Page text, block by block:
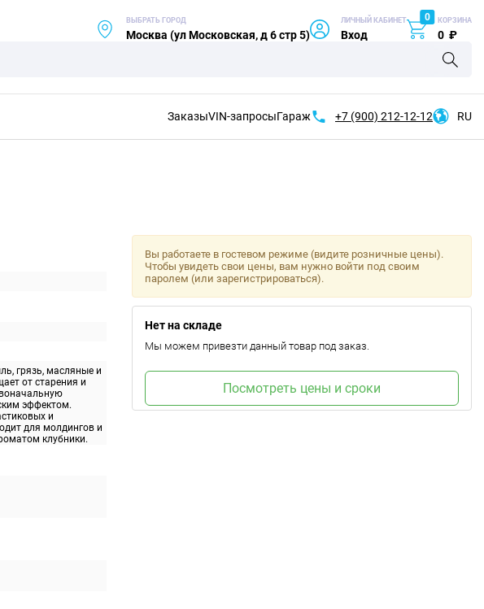
ВЫБРАТЬ ГОРОД
Москва (ул Московская, д 6 стр 5)
ЛИЧНЫЙ КАБИНЕТ
Вход
0 КОРЗИНА
0 ₽
ЗаказыVIN-запросыГараж +7 (900) 212-12-12 RU
грязь, масляные и
от старения и
эффектом.
и
для молдингов и
клубники.
Вы работаете в гостевом режиме (видите розничные цены).
Чтобы увидеть свои цены, вам нужно войти под своим
паролем (или зарегистрироваться).
Нет на складе
Мы можем привезти данный товар под заказ.
Посмотреть цены и сроки